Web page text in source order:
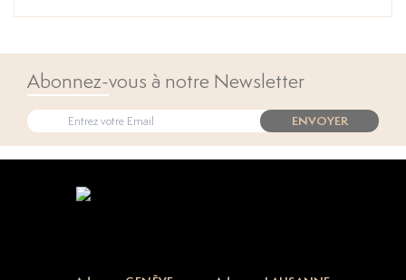
Abonnez-vous à notre Newsletter
ENVOYER